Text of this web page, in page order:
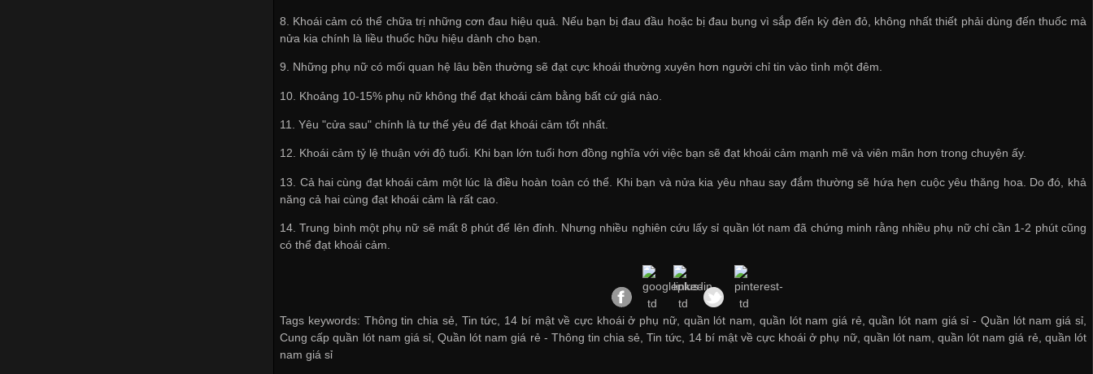
8. Khoái cảm có thể chữa trị những cơn đau hiệu quả. Nếu bạn bị đau đầu hoặc bị đau bụng vì sắp đến kỳ đèn đỏ, không nhất thiết phải dùng đến thuốc mà
nửa kia chính là liều thuốc hữu hiệu dành cho bạn.
9. Những phụ nữ có mối quan hệ lâu bền thường sẽ đạt cực khoái thường xuyên hơn người chỉ tin vào tình một đêm.
10. Khoảng 10-15% phụ nữ không thể đạt khoái cảm bằng bất cứ giá nào.
11. Yêu "cửa sau" chính là tư thế yêu để đạt khoái cảm tốt nhất.
12. Khoái cảm tỷ lệ thuận với độ tuổi. Khi bạn lớn tuổi hơn đồng nghĩa với việc bạn sẽ đạt khoái cảm mạnh mẽ và viên mãn hơn trong chuyện ấy.
13. Cả hai cùng đạt khoái cảm một lúc là điều hoàn toàn có thể. Khi bạn và nửa kia yêu nhau say đắm thường sẽ hứa hẹn cuộc yêu thăng hoa. Do đó, khả
năng cả hai cùng đạt khoái cảm là rất cao.
14. Trung bình một phụ nữ sẽ mất 8 phút để lên đỉnh. Nhưng nhiều nghiên cứu lấy sỉ quần lót nam đã chứng minh rằng nhiều phụ nữ chỉ cần 1-2 phút cũng
có thể đạt khoái cảm.
Tags keywords: Thông tin chia sẻ, Tin tức, 14 bí mật về cực khoái ở phụ nữ, quần lót nam, quần lót nam giá rẻ, quần lót nam giá sỉ - Quần lót nam giá sỉ,
Cung cấp quần lót nam giá sỉ,Quần lót nam giá rẻ - Thông tin chia sẻ,Tin tức, 14 bí mật về cực khoái ở phụ nữ, quần lót nam,quần lót nam giá rẻ, quần lót
nam giá sỉ